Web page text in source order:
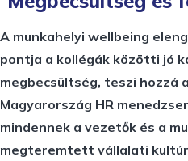
A munkahelyi wellbeing
pontja a kollégák közötti jó
megbecsültség, teszi hozzá
Magyarország HR
mindennek a vezetők és a
megteremtett vállalati